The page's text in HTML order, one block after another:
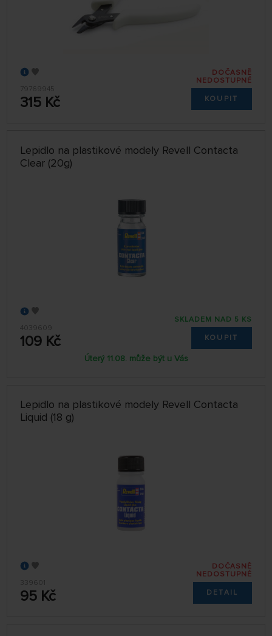
79769945
315 Kč
DOČASNĚ
NEDOSTUPNÉ
KOUPIT
Lepidlo na plastikové modely Revell Contacta
Clear (20g)
4039609
109 Kč
SKLADEM NAD 5 KS
KOUPIT
Úterý 11.08. může být u Vás
Lepidlo na plastikové modely Revell Contacta
Liquid (18 g)
339601
95 Kč
DOČASNĚ
NEDOSTUPNÉ
DETAIL